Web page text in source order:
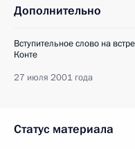
Дополнительно
Вступительное слово на
Конте
27 июля 2001 года
Статус материала